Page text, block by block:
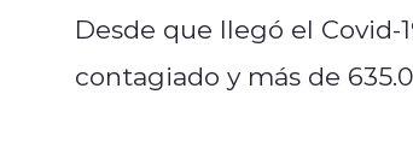
Desde que llegó el Covid-
contagiado y más de